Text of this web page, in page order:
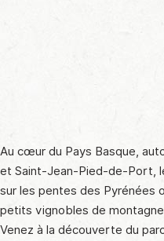
Au cœur du Pays Basque,
et Saint-Jean-Pied-de-Port,
sur les pentes des Pyrénées
petits vignobles de
Venez à la découverte du